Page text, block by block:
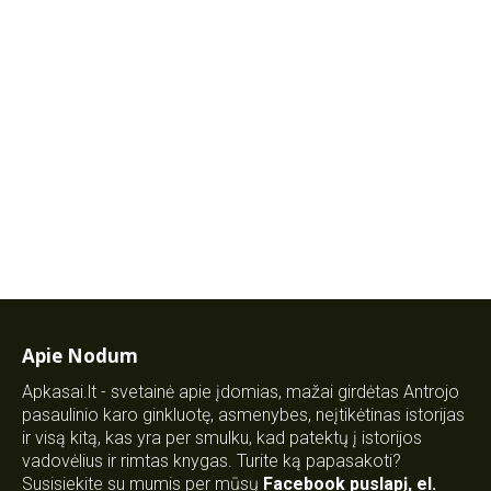
Apie Nodum
Apkasai.lt - svetainė apie įdomias, mažai girdėtas Antrojo
pasaulinio karo ginkluotę, asmenybes, neįtikėtinas istorijas
ir visą kitą, kas yra per smulku, kad patektų į istorijos
vadovėlius ir rimtas knygas. Turite ką papasakoti?
Susisiekite su mumis per mūsų Facebook puslapį, el.